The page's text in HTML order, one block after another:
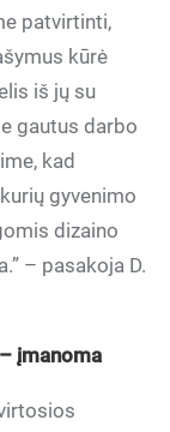
patvirtinti,
kūrė
iš jų su
gautus darbo
kad
gyvenimo
dizaino
– pasakoja D.
įmanoma